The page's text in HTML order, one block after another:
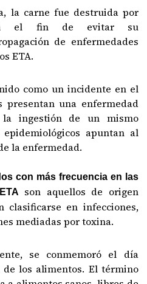
la carne fue destruida por
el fin de evitar su
de enfermedades
ETA.
como un incidente en el
presentan una enfermedad
la ingestión de un mismo
apuntan al
la enfermedad.
con más frecuencia en las
son aquellos de origen
clasificarse en infecciones,
mediadas por toxina.
se conmemoró el día
los alimentos. El término